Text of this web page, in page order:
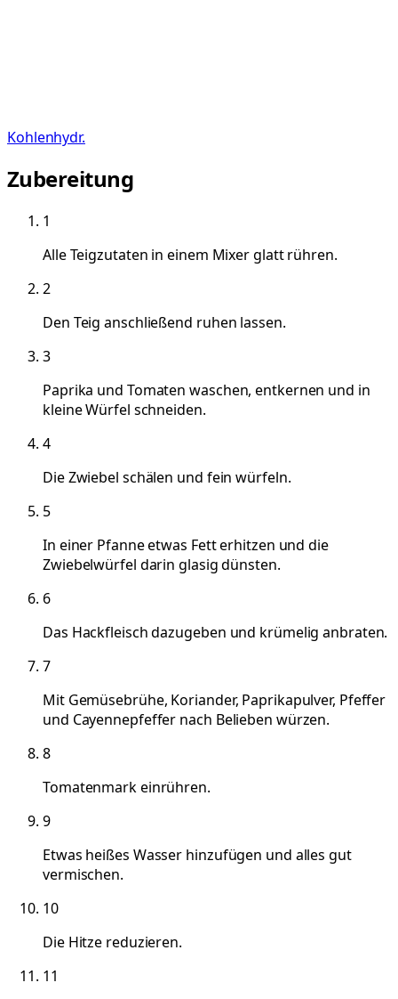
Kohlenhydr.
Zubereitung
1
Alle Teigzutaten in einem Mixer glatt rühren.
2
Den Teig anschließend ruhen lassen.
3
Paprika und Tomaten waschen, entkernen und in
kleine Würfel schneiden.
4
Die Zwiebel schälen und fein würfeln.
5
In einer Pfanne etwas Fett erhitzen und die
Zwiebelwürfel darin glasig dünsten.
6
Das Hackfleisch dazugeben und krümelig anbraten.
7
Mit Gemüsebrühe, Koriander, Paprikapulver, Pfeffer
und Cayennepfeffer nach Belieben würzen.
8
Tomatenmark einrühren.
9
Etwas heißes Wasser hinzufügen und alles gut
vermischen.
10
Die Hitze reduzieren.
11